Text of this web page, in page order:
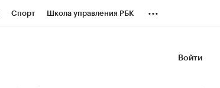
Спорт Школа управления РБК ...
Войти